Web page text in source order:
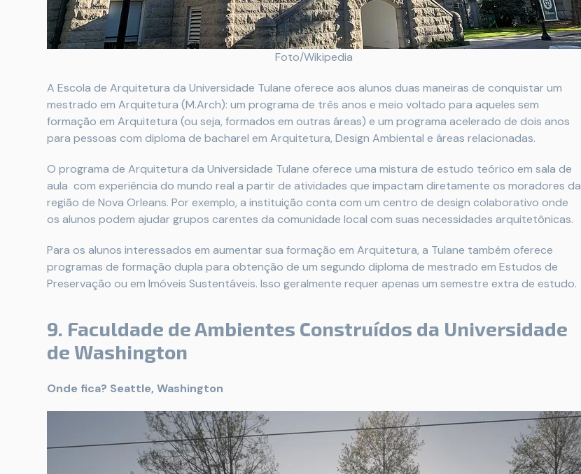
Foto/Wikipedia
A Escola de Arquitetura da Universidade Tulane oferece aos alunos duas maneiras de conquistar um
mestrado em Arquitetura (M.Arch): um programa de três anos e meio voltado para aqueles sem
formação em Arquitetura (ou seja, formados em outras áreas) e um programa acelerado de dois anos
para pessoas com diploma de bacharel em Arquitetura, Design Ambiental e áreas relacionadas.
O programa de Arquitetura da Universidade Tulane oferece uma mistura de estudo teórico em sala de
aula com experiência do mundo real a partir de atividades que impactam diretamente os moradores da
região de Nova Orleans. Por exemplo, a instituição conta com um centro de design colaborativo onde
os alunos podem ajudar grupos carentes da comunidade local com suas necessidades arquitetônicas.
Para os alunos interessados ​​em aumentar sua formação em Arquitetura, a Tulane também oferece
programas de formação dupla para obtenção de um segundo diploma de mestrado em Estudos de
Preservação ou em Imóveis Sustentáveis. Isso geralmente requer apenas um semestre extra de estudo.
9. Faculdade de Ambientes Construídos da Universidade
de Washington
Onde fica? Seattle, Washington